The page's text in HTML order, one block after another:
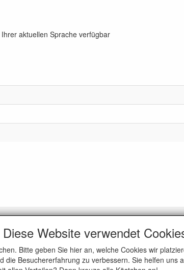
aktuellen Sprache verfügbar
Allgemeine Geschäftsbedingungen
Datenschutzrichtlinie
Website verwendet
Bitte geben Sie hier an, welche Cookies wir
die Besuchererfahrung zu verbessern. Sie helfen